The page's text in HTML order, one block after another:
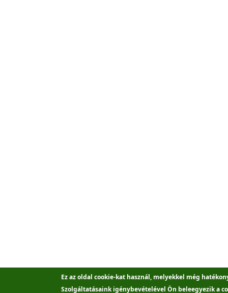
Ez az oldal cookie-kat használ, melyekkel még
Szolgáltatásaink igénybevételével Ön beleegyezik a